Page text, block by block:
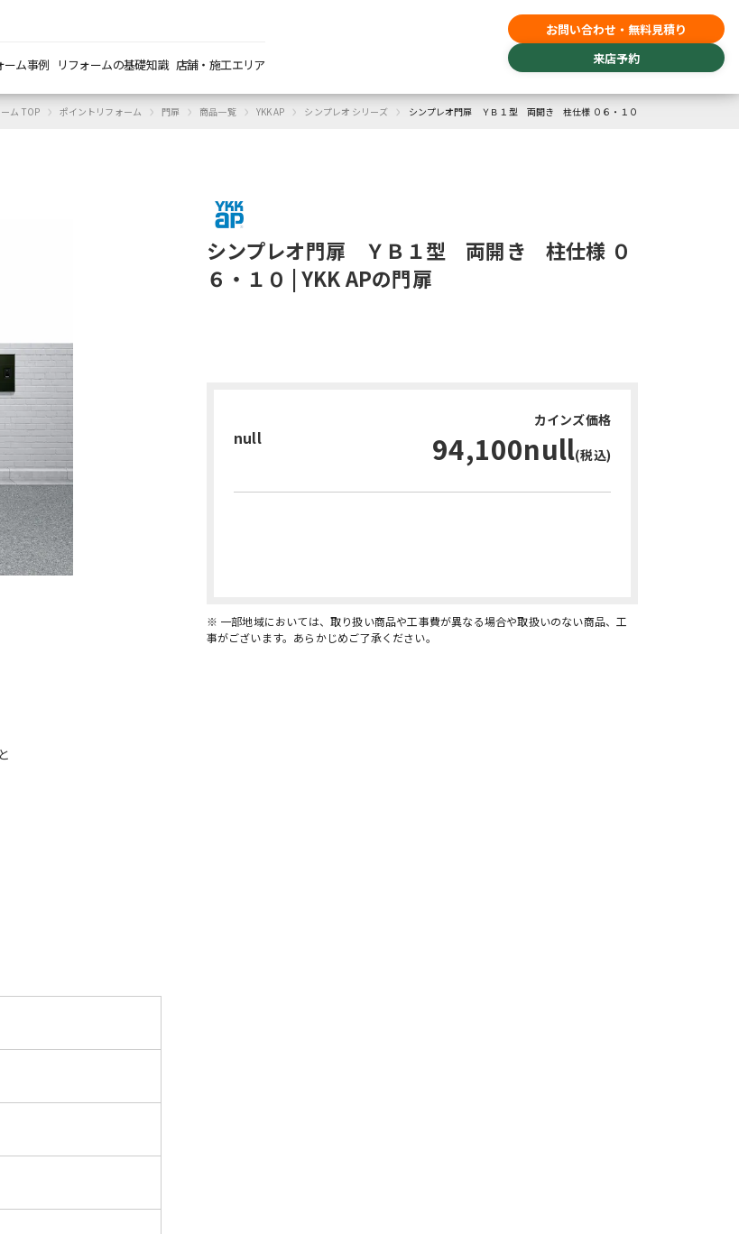
ーム事例 リフォームの基礎知識 店舗・施工エリア
お問い合わせ・無料見積り
来店予約
ム TOP › ポイントリフォーム › 門扉 › 商品一覧 › YKK AP › シンプレオ シリーズ › シンプレオ門扉 ＹＢ１型 両開き 柱仕様 ０６・１０
シンプレオ門扉 ＹＢ１型 両開き 柱仕様 ０
６・１０ | YKK APの門扉
null
カインズ価格
94,100null(税込)
※ 一部地域においては、取り扱い商品や工事費が異なる場合や取扱いのない商品、工
事がございます。あらかじめご了承ください。